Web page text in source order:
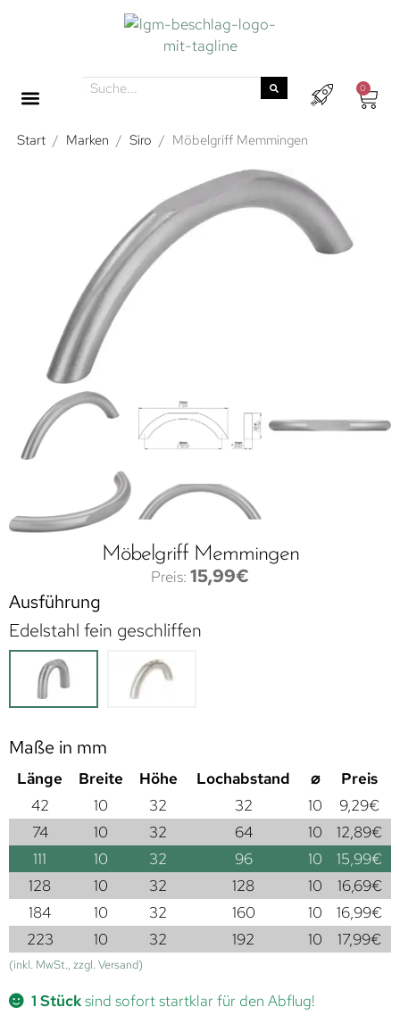
0
Start / Marken / Siro / Möbelgriff Memmingen
Möbelgriff Memmingen
15,99€
Ausführung
Edelstahl fein geschliffen
Maße in mm
Länge Breite Höhe Lochabstand ⌀
Preis
42
10 32 32 10 9,29€
74
10 32 64 10 12,89€
111
10 32 96 10 15,99€
128
10 32 128 10 16,69€
184
10 32 160 10 16,99€
223
10 32 192 10 17,99€
(inkl. MwSt., zzgl. Versand)
1 Stücksind sofort startklar für den Abflug!